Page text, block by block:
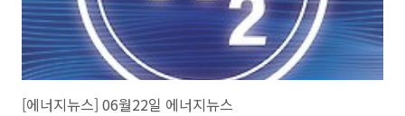
[에너지뉴스] 06월22일 에너지뉴스